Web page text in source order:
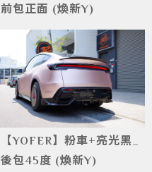
前包正面 (煥新Y)
【YOFER】粉車+亮光黑_
後包45度 (煥新Y)